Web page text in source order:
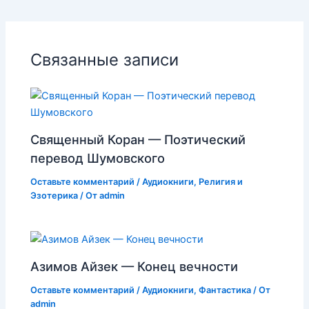
Связанные записи
Священный Коран — Поэтический
перевод Шумовского
Оставьте комментарий /Аудиокниги, Религия и
Эзотерика / Отadmin
Азимов Айзек — Конец вечности
Оставьте комментарий /Аудиокниги,Фантастика / От
admin